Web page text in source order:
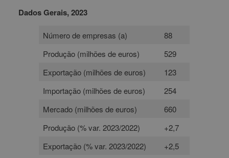
Dados Gerais, 2023
Número de empresas (a)
88
Produção (milhões de euros)
529
Exportação (milhões de euros)
123
Importação (milhões de euros)
254
Mercado (milhões de euros)
660
Produção (% var. 2023/2022)
+2,7
Exportação (% var. 2023/2022)
+2,5